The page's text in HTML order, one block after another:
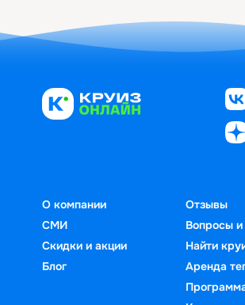
О компании
СМИ
Скидки и акции
Блог
Отзывы
Вопросы и
Найти
Аренда